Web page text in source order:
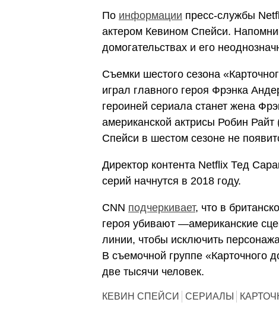
По информации пресс-службы
актером Кевином Спейси.
домогательствах и его
Съемки шестого сезона
играл главного героя Фрэнка
героиней сериала станет жена
американской актрисы Робин
Спейси в шестом сезоне не
Директор контента Netflix Тед
серий начнутся в 2018 году.
CNN подчеркивает, что в
героя убивают —американские
линии, чтобы исключить
В съемочной группе «Карточного
две тысячи человек.
КЕВИН СПЕЙСИ СЕРИАЛЫ